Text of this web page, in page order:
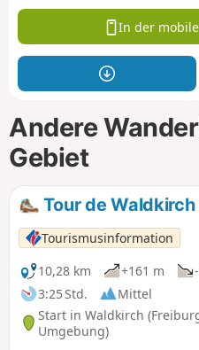
In der
Andere
Gebiet
Tour de
Tourismusinformation
10,28 km
+161 m
3:25 Std.
Mittel
Start in Waldkirch
Umgebung)